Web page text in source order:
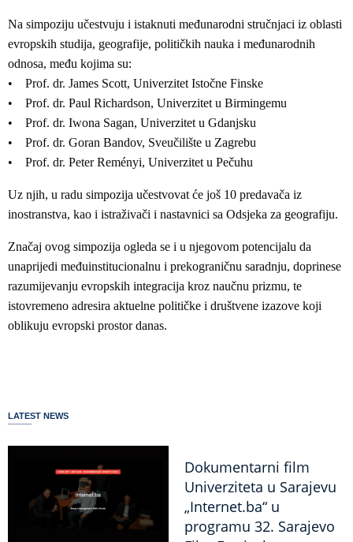
Na simpoziju učestvuju i istaknuti međunarodni stručnjaci iz oblasti
evropskih studija, geografije, političkih nauka i međunarodnih
odnosa, među kojima su:
• Prof. dr. James Scott, Univerzitet Istočne Finske
• Prof. dr. Paul Richardson, Univerzitet u Birmingemu
• Prof. dr. Iwona Sagan, Univerzitet u Gdanjsku
• Prof. dr. Goran Bandov, Sveučilište u Zagrebu
• Prof. dr. Peter Reményi, Univerzitet u Pečuhu
Uz njih, u radu simpozija učestvovat će još 10 predavača iz
inostranstva, kao i istraživači i nastavnici sa Odsjeka za geografiju.
Značaj ovog simpozija ogleda se i u njegovom potencijalu da
unaprijedi međuinstitucionalnu i prekograničnu saradnju, doprinese
razumijevanju evropskih integracija kroz naučnu prizmu, te
istovremeno adresira aktuelne političke i društvene izazove koji
oblikuju evropski prostor danas.
LATEST NEWS
Dokumentarni film
Univerziteta u Sarajevu
„Internet.ba“ u
programu 32. Sarajevo